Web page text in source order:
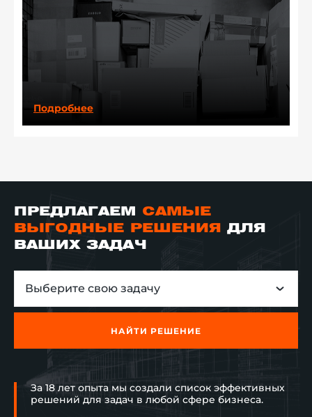
Подробнее
ПРЕДЛАГАЕМ САМЫЕ
ВЫГОДНЫЕ РЕШЕНИЯ
ДЛЯ
ВАШИХ ЗАДАЧ
Выберите свою задачу
НАЙТИ РЕШЕНИЕ
За 18 лет опыта мы создали список эффективных
решений для задач в любой сфере бизнеса.